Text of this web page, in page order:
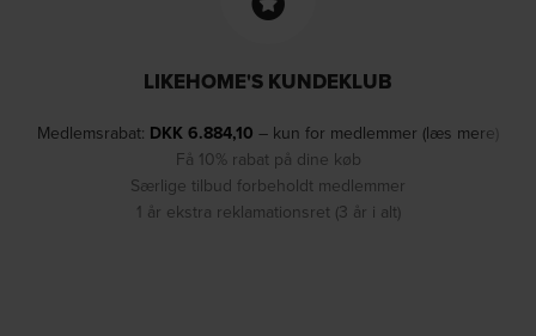
LIKEHOME'S KUNDEKLUB
Medlemsrabat: DKK 6.884,10 – kun for medlemmer (læs mere)
Få 10% rabat på dine køb
Særlige tilbud forbeholdt medlemmer
1 år ekstra reklamationsret (3 år i alt)